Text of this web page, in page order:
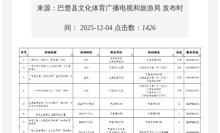
来源：巴楚县文化体育广播电视和旅游局 发布时
间： 2025-12-04 点击数： 1426